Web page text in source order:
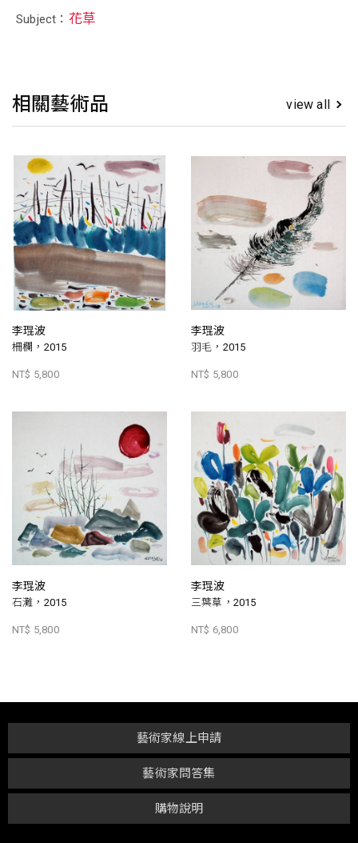
Subject： 花草
相關藝術品 view all
李琨波
柵欄，2015
NT$ 5,800
李琨波
羽毛，2015
NT$ 5,800
李琨波
石灘，2015
NT$ 5,800
李琨波
三葉草，2015
NT$ 6,800
購物說明
藝術家問答集
藝術家線上申請